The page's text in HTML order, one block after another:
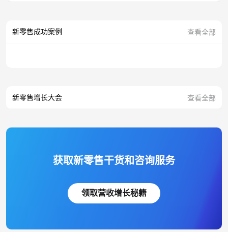
新零售成功案例 查看全部
新零售增长大会 查看全部
获取新零售干货和咨询服务
领取营收增长秘籍